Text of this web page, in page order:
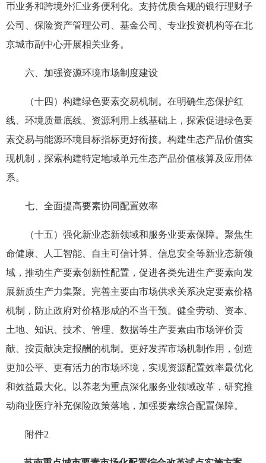
币业务和跨境外汇业务便利化。支持优质合规的银行理财子
公司、保险资产管理公司、基金公司、专业投资机构等在北
京城市副中心开展相关业务。
六、加强资源环境市场制度建设
（十四）构建绿色要素交易机制。在明确生态保护红
线、环境质量底线、资源利用上线基础上，探索促进绿色要
素交易与能源环境目标指标更好衔接。构建生态产品价值实
现机制，探索构建特定地域单元生态产品价值核算及应用体
系。
七、全面提高要素协同配置效率
（十五）强化新业态新领域和服务业要素保障。聚焦生
命健康、人工智能、自主可信计算、信息安全等新业态新领
域，推动生产要素创新性配置，促进各类先进生产要素向发
展新质生产力集聚。完善主要由市场供求关系决定要素价格
机制，防止政府对价格形成的不当干预。健全劳动、资本、
土地、知识、技术、管理、数据等生产要素由市场评价贡
献、按贡献决定报酬的机制。更好发挥市场机制作用，创造
更加公平、更有活力的市场环境，实现资源配置效率最优化
和效益最大化。以养老为重点深化服务业领域改革，研究推
动商业医疗补充保险政策落地，加强要素综合配置保障。
附件2